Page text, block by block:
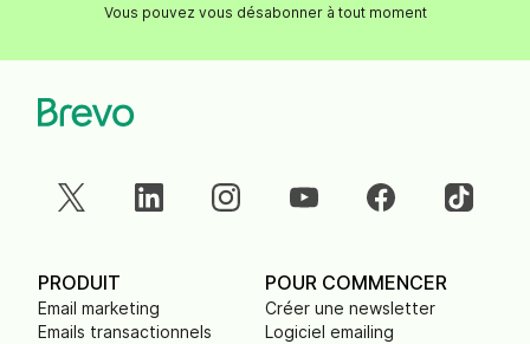
Vous pouvez vous désabonner à tout moment
PRODUIT
Email marketing
Emails transactionnels
POUR COMMENCER
Créer une newsletter
Logiciel emailing